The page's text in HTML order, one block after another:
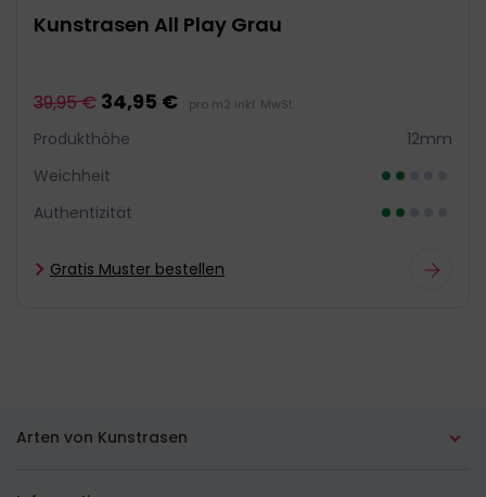
Kunstrasen All Play Grau
39,95 € 34,95 € pro m2 inkl. MwSt.
Produkthöhe
12mm
Weichheit
Authentizität
Gratis Muster bestellen
Arten von Kunstrasen